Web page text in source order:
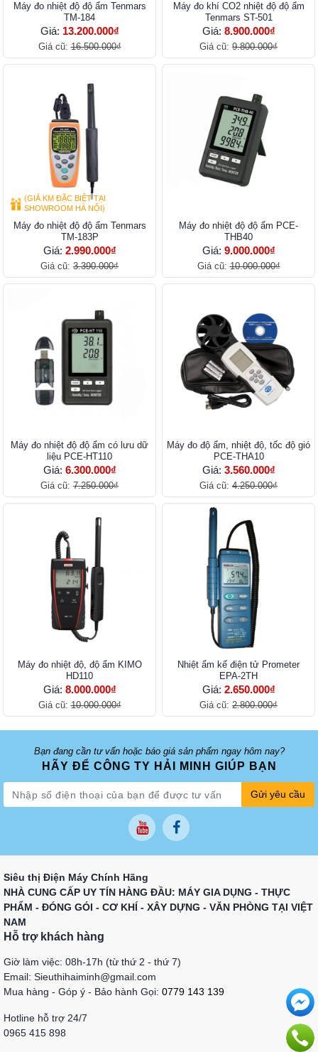
Máy đo nhiệt độ độ ẩm Tenmars
TM-184
Giá: 13.200.000₫
Giá cũ:16.500.000₫
Máy đo khí CO2 nhiệt độ độ ẩm
Tenmars ST-501
Giá: 8.900.000₫
Giá cũ: 9.800.000₫
(GIÁ KM ĐẶC BIỆT TẠI
SHOWROOM HÀ NỘI)
Máy đo nhiệt độ độ ẩm Tenmars
TM-183P
Giá: 2.990.000₫
Giá cũ: 3.390.000₫
Máy đo nhiệt độ độ ẩm PCE-
THB40
Giá: 9.000.000₫
Giá cũ:10.000.000₫
Máy đo nhiệt độ độ ẩm có lưu dữ
liệu PCE-HT110
Giá: 6.300.000₫
Giá cũ: 7.250.000₫
Máy đo độ ẩm, nhiệt độ, tốc độ gió
PCE-THA10
Giá: 3.560.000₫
Giá cũ: 4.250.000₫
Máy đo nhiệt độ, độ ẩm KIMO
HD110
Giá: 8.000.000₫
Giá cũ:10.000.000₫
Nhiệt ẩm kế điện tử Prometer
EPA-2TH
Giá: 2.650.000₫
Giá cũ: 2.800.000₫
Bạn đang cần tư vấn hoặc báo giá sản phẩm ngay hôm nay?
HÃY ĐỂ CÔNG TY HẢI MINH GIÚP BẠN
Gửi yêu cầu
Siêu thị Điện Máy Chính Hãng
NHÀ CUNG CẤP UY TÍN HÀNG ĐẦU: MÁY GIA DỤNG - THỰC
PHẨM - ĐÓNG GÓI - CƠ KHÍ - XÂY DỰNG - VĂN PHÒNG TẠI VIỆT
NAM
Hỗ trợ khách hàng
Giờ làm việc: 08h-17h (từ thứ 2 - thứ 7)
Email: Sieuthihaiminh@gmail.com
Mua hàng - Góp ý - Bảo hành Gọi: 0779 143 139
Hotline hỗ trợ 24/7
0965 415 898